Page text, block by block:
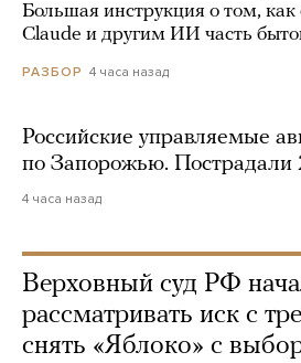
Большая инструкция о том, как
Claude и другим ИИ часть
РАЗБОР 4 часа назад
Российские управляемые
по Запорожью. Пострадали
4 часа назад
Верховный суд РФ
рассматривать иск с
снять «Яблоко» с